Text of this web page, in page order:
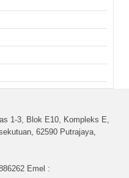
1-3, Blok E10, Kompleks E,
62590 Putrajaya,
Emel :